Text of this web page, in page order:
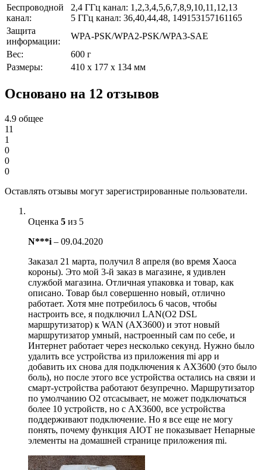
Беспроводной
канал:
2,4 ГГц канал: 1,2,3,4,5,6,7,8,9,10,11,12,13
5 ГГц канал: 36,40,44,48, 149153157161165
Защита
информации:
WPA-PSK/WPA2-PSK/WPA3-SAE
Вес:
600 г
Размеры:
410 x 177 x 134 мм
Основано на 12 отзывов
4.9 общее
11
1
0
0
0
Оставлять отзывы могут зарегистрированные пользователи.
Оценка 5 из 5
N***i – 09.04.2020
Заказал 21 марта, получил 8 апреля (во время Хаоса
короны). Это мой 3-й заказ в магазине, я удивлен
службой магазина. Отличная упаковка и товар, как
описано. Товар был совершенно новый, отлично
работает. Хотя мне потребилось 6 часов, чтобы
настроить все, я подключил LAN(O2 DSL
маршрутизатор) к WAN (AX3600) и этот новый
маршрутизатор умный, настроенный сам по себе, и
Интернет работает через несколько секунд. Нужно было
удалить все устройства из приложения mi app и
добавить их снова для подключения к AX3600 (это было
боль), но после этого все устройства остались на связи и
смарт-устройства работают безупречно. Маршрутизатор
по умолчанию O2 отсасывает, не может подключаться
более 10 устройств, но с AX3600, все устройства
поддерживают подключение. Но я все еще не могу
понять, почему функция AIOT не показывает Непарные
элементы на домашней странице приложения mi.